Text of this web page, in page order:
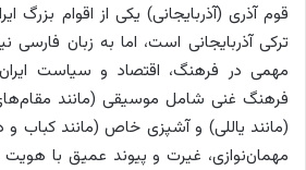
قوم آذری (آذربایجانی) یکی از اقوام بزرگ
ترکی آذربایجانی است، اما به زبان
مهمی در فرهنگ، اقتصاد و سیاست ایران
فرهنگ غنی شامل موسیقی (مانند
(مانند یاللی) و آشپزی خاص (مانند کباب
مهمان‌نوازی، غیرت و پیوند عمیق با هویت